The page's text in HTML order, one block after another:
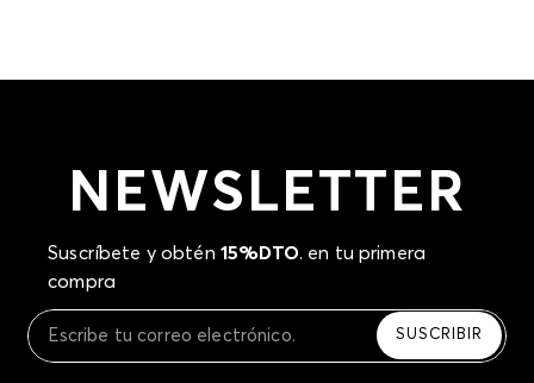
NEWSLETTER
Suscríbete y obtén 15%DTO. en tu primera
compra
SUSCRIBIR